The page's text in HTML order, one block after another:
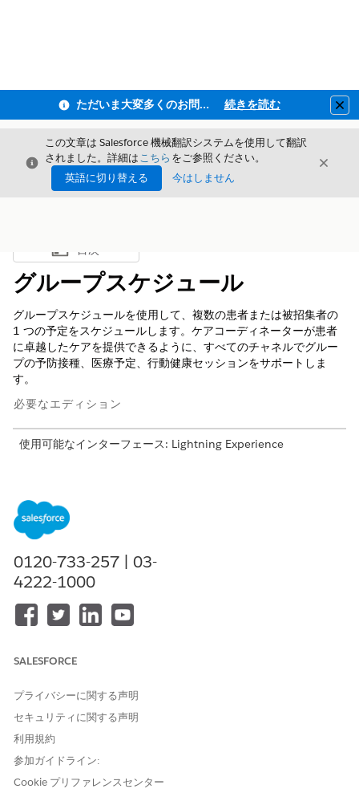
ただいま大変多くのお問い合わせをいただいており、ご連絡までにお時間を頂戴しております 続きを読む
閉じる
この文章は Salesforce 機械翻訳システムを使用して翻訳
されました。詳細はこちら をご参照ください。
英語に切り替える
今はしません
閉じる
目次を表示
目次
グループスケジュール
グループスケジュールを使用して、複数の患者または被招集者の
1 つの予定をスケジュールします。ケアコーディネーターが患者
に卓越したケアを提供できるように、すべてのチャネルでグルー
プの予防接種、医療予定、行動健康セッションをサポートしま
す。
必要なエディション
使用可能なインターフェース: Lightning Experience
グループスケジュールの設定
スケジューラーが 1 つの予定に複数の被招集者を割り当てる
ことができるようにします。
グループスケジュールに関する考慮事項
事項に留意してください。
この記事で問題は解決されましたか?
ご意見をお待ちしております。
0120-733-257 | 03-
4222-1000
SALESFORCE
プライバシーに関する声明
セキュリティに関する声明
利用規約
参加ガイドライン:
Cookie プリファレンスセンター